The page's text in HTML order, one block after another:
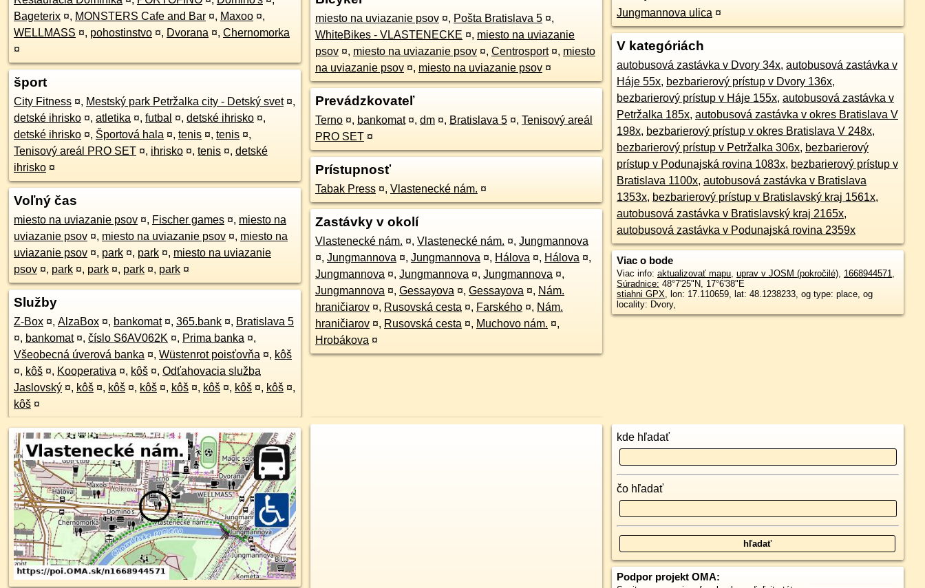
Bageterix ¤, MONSTERS Cafe and Bar ¤, Maxoo ¤,
WELLMASS ¤, pohostinstvo ¤, Dvorana ¤, Chernomorka
¤
šport
City Fitness ¤, Mestský park Petržalka city - Detský svet ¤,
detské ihrisko ¤, atletika ¤, futbal ¤, detské ihrisko ¤,
detské ihrisko ¤, Športová hala ¤, tenis ¤, tenis ¤,
Tenisový areál PRO SET ¤, ihrisko ¤, tenis ¤, detské
ihrisko ¤
Voľný čas
miesto na uviazanie psov ¤, Fischer games ¤, miesto na
uviazanie psov ¤, miesto na uviazanie psov ¤, miesto na
uviazanie psov ¤, park ¤, park ¤, miesto na uviazanie
psov ¤, park ¤, park ¤, park ¤, park ¤
Služby
Z-Box ¤, AlzaBox ¤, bankomat ¤, 365.bank ¤, Bratislava 5
¤, bankomat ¤, číslo S6AV062K ¤, Prima banka ¤,
Všeobecná úverová banka ¤, Wüstenrot poisťovňa ¤, kôš
¤, kôš ¤, Kooperativa ¤, kôš ¤, Odťahovacia služba
Jaslovský ¤, kôš ¤, kôš ¤, kôš ¤, kôš ¤, kôš ¤, kôš ¤, kôš ¤,
kôš ¤
miesto na uviazanie psov ¤, Pošta Bratislava 5 ¤,
WhiteBikes - VLASTENECKE ¤, miesto na uviazanie
psov ¤, miesto na uviazanie psov ¤, Centrosport ¤, miesto
na uviazanie psov ¤, miesto na uviazanie psov ¤
Prevádzkovateľ
Terno ¤, bankomat ¤, dm ¤, Bratislava 5 ¤, Tenisový areál
PRO SET ¤
Prístupnosť
Tabak Press ¤, Vlastenecké nám. ¤
Zastávky v okolí
Vlastenecké nám. ¤, Vlastenecké nám. ¤, Jungmannova
¤, Jungmannova ¤, Jungmannova ¤, Hálova ¤, Hálova ¤,
Jungmannova ¤, Jungmannova ¤, Jungmannova ¤,
Jungmannova ¤, Gessayova ¤, Gessayova ¤, Nám.
hraničiarov ¤, Rusovská cesta ¤, Farského ¤, Nám.
hraničiarov ¤, Rusovská cesta ¤, Muchovo nám. ¤,
Hrobákova ¤
Jungmannova ulica ¤
V kategóriách
autobusová zastávka v Dvory 34x, autobusová zastávka v
Háje 55x, bezbarierový prístup v Dvory 136x,
bezbarierový prístup v Háje 155x, autobusová zastávka v
Petržalka 185x, autobusová zastávka v okres Bratislava V
198x, bezbarierový prístup v okres Bratislava V 248x,
bezbarierový prístup v Petržalka 306x, bezbarierový
prístup v Podunajská rovina 1083x, bezbarierový prístup v
Bratislava 1100x, autobusová zastávka v Bratislava
1353x, bezbarierový prístup v Bratislavský kraj 1561x,
autobusová zastávka v Bratislavský kraj 2165x,
autobusová zastávka v Podunajská rovina 2359x
Viac o bode
Viac info: aktualizovať mapu, uprav v JOSM (pokročilé), 1668944571,
Súradnice: 48°7'25"N, 17°6'38"E
stiahni GPX, lon: 17.110659, lat: 48.1238233, og type: place, og
locality: Dvory,
kde hľadať
čo hľadať
Podpor projekt OMA: